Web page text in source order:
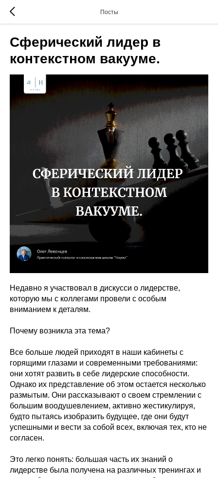
Посты
Сферический лидер в
контекстном вакууме.
Недавно я участвовал в дискусси о лидерстве,
которую мы с коллегами провели с особым
вниманием к деталям.
Почему возникла эта тема?
Все больше людей приходят в наши кабинеты с
горящими глазами и современными требованиями:
они хотят развить в себе лидерские способности.
Однако их представление об этом остается несколько
размытым. Они рассказывают о своем стремлении с
большим воодушевлением, активно жестикулируя,
будто пытаясь изобразить будущее, где они будут
успешными и вести за собой всех, включая тех, кто не
согласен.
Это легко понять: большая часть их знаний о
лидерстве была получена на различных тренингах и